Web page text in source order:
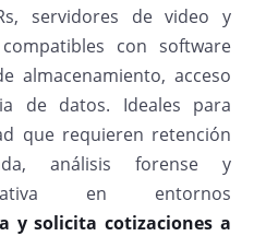
servidores de video y
con software
almacenamiento, acceso
de datos. Ideales para
que requieren retención
análisis forense y
en entornos
y solicita cotizaciones a